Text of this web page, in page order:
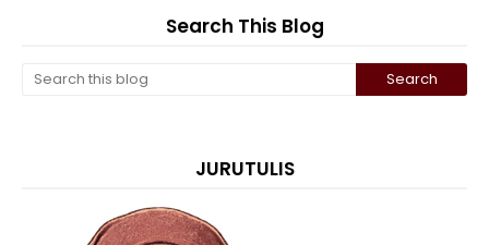
Search This Blog
JURUTULIS